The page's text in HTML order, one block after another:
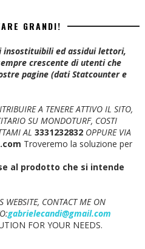
GRANDI!
insostituibili ed assidui lettori,
crescente di utenti che
pagine (dati Statcounter e
A TENERE ATTIVO IL SITO,
SU MONDOTURF, COSTI
AL 3331232832 OPPURE VIA
Troveremo la soluzione per
al prodotto che si intende
WEBSITE, CONTACT ME ON
gabrielecandi@gmail.com
FOR YOUR NEEDS.